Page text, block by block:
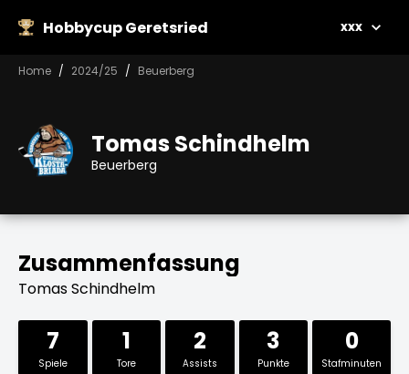
Hobbycup Geretsried xxx
Home 2024/25 Beuerberg
Tomas Schindhelm
Beuerberg
Zusammenfassung
Tomas Schindhelm
7
Spiele
1
Tore
2
Assists
3
Punkte
0
Stafminuten